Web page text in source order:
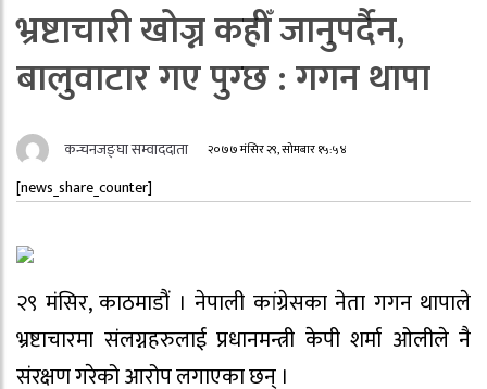
भ्रष्टाचारी खोज्न कहीँ जानुपर्दैन,
बालुवाटार गए पुग्छ : गगन थापा
कन्चनजङ्घा सम्वाददाता २०७७ मंसिर २९, सोमबार १५:५४
[news_share_counter]
२९ मंसिर, काठमाडौं । नेपाली कांग्रेसका नेता गगन थापाले
भ्रष्टाचारमा संलग्नहरुलाई प्रधानमन्त्री केपी शर्मा ओलीले नै
संरक्षण गरेको आरोप लगाएका छन् ।